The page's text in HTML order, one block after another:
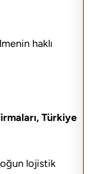
haklı
Türkiye
lojistik